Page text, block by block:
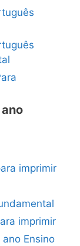
imprimir
imprimir
Ensino